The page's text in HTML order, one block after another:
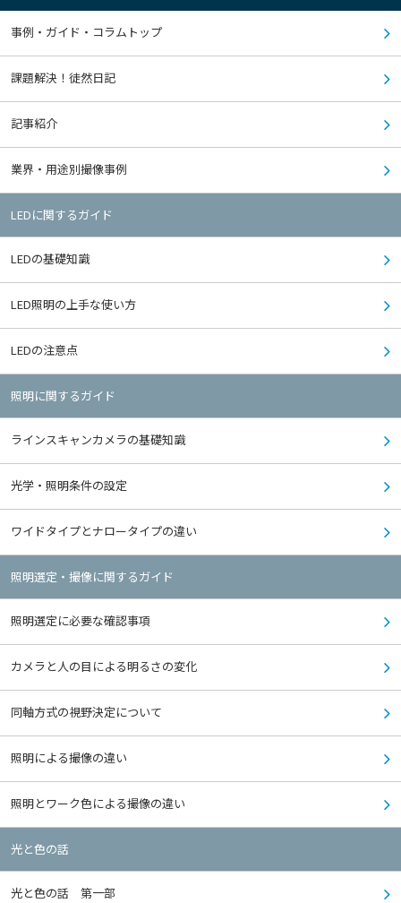
事例・ガイド・コラムトップ
課題解決！徒然日記
記事紹介
業界・用途別撮像事例
LEDに関するガイド
LEDの基礎知識
LED照明の上手な使い方
LEDの注意点
照明に関するガイド
ラインスキャンカメラの基礎知識
光学・照明条件の設定
ワイドタイプとナロータイプの違い
照明選定・撮像に関するガイド
照明選定に必要な確認事項
カメラと人の目による明るさの変化
同軸方式の視野決定について
照明による撮像の違い
照明とワーク色による撮像の違い
光と色の話
光と色の話 第一部